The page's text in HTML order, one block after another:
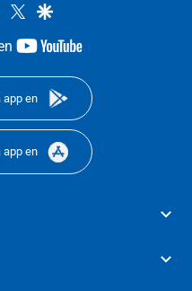
instagram
twittergoogle
youtube-
app en
app en